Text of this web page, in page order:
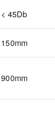
< 45Db
150mm
900mm